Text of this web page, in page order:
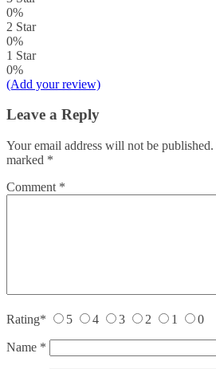
0%
2 Star
0%
1 Star
0%
(Add your review)
Leave a Reply
Your email address will not be published.
marked *
Comment *
Rating* 5 4 3 2 1 0
Name *